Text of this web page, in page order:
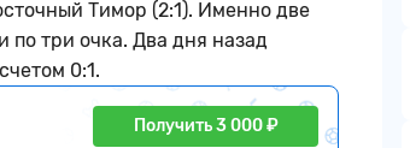
Тимор (2:1). Именно две
по три очка. Два дня назад
0:1.
Получить 3 000 ₽